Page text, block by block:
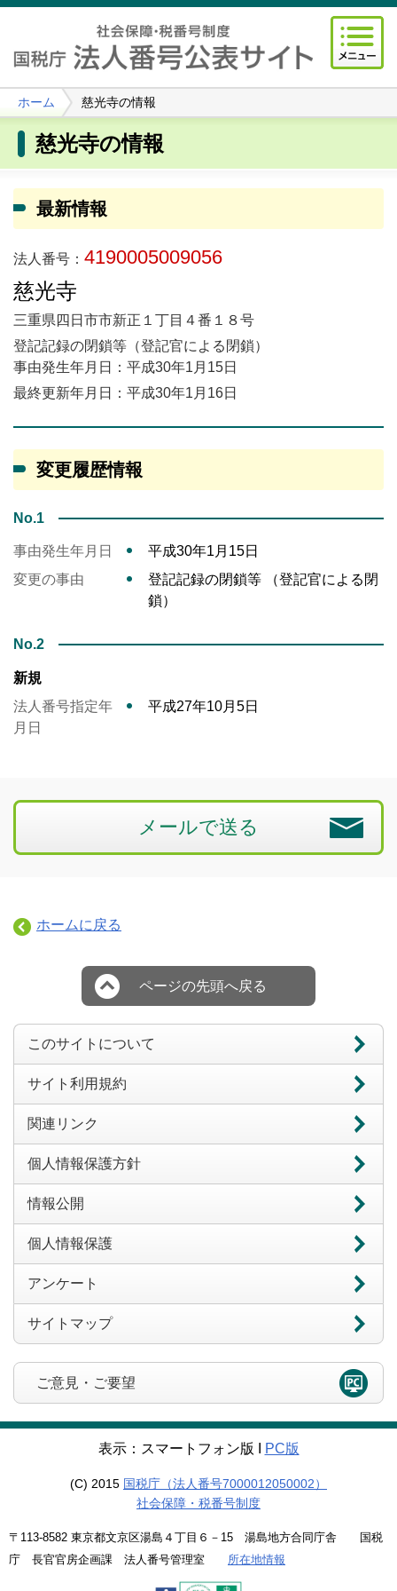
ホーム 慈光寺の情報
慈光寺の情報
最新情報
法人番号： 4190005009056
慈光寺
三重県四日市市新正１丁目４番１８号
登記記録の閉鎖等（登記官による閉鎖）
事由発生年月日：平成30年1月15日
最終更新年月日：平成30年1月16日
変更履歴情報
No.1
事由発生年月日
平成30年1月15日
変更の事由
登記記録の閉鎖等 （登記官による閉
鎖）
No.2
新規
法人番号指定年
月日
平成27年10月5日
メールで送る
ホームに戻る
ページの先頭へ戻る
このサイトについて
サイト利用規約
関連リンク
個人情報保護方針
情報公開
個人情報保護
アンケート
サイトマップ
ご意見・ご要望
表示：スマートフォン版 Ι PC版
(C) 2015 国税庁（法人番号7000012050002）
社会保障・税番号制度
〒113-8582 東京都文京区湯島４丁目６－15 湯島地方合同庁舎 国税
庁 長官官房企画課 法人番号管理室 所在地情報